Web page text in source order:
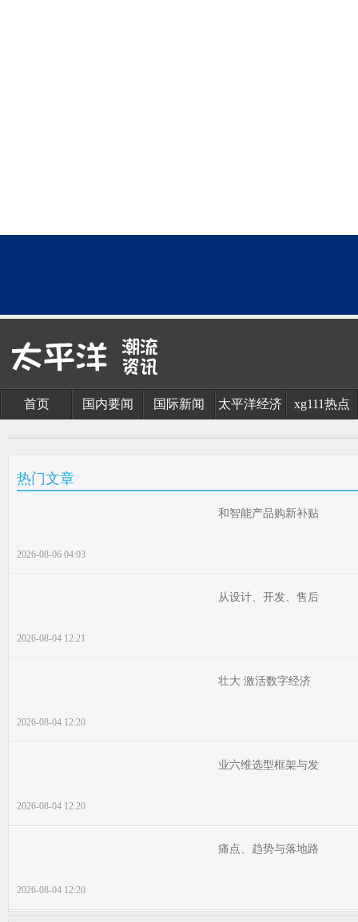
首页 国内要闻 国际新闻 太平洋经济 xg111热点
热门文章
和智能产品购新补贴
2026-08-06 04:03
从设计、开发、售后
2026-08-04 12:21
壮大 激活数字经济
2026-08-04 12:20
业六维选型框架与发
2026-08-04 12:20
痛点、趋势与落地路
2026-08-04 12:20